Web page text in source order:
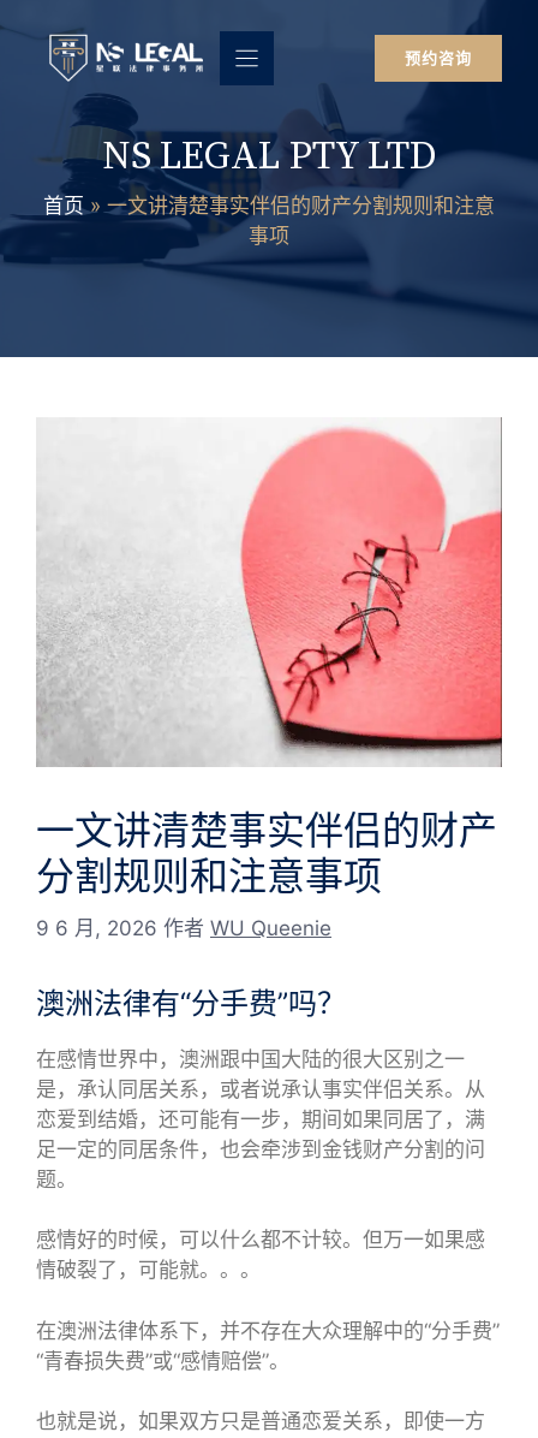
预约咨询
NS LEGAL PTY LTD
首页»一文讲清楚事实伴侣的财产分割规则和注意
事项
一文讲清楚事实伴侣的财产
分割规则和注意事项
9 6 月, 2026 作者 WU Queenie
澳洲法律有“分手费”吗？
在感情世界中，澳洲跟中国大陆的很大区别之一
是，承认同居关系，或者说承认事实伴侣关系。从
恋爱到结婚，还可能有一步，期间如果同居了，满
足一定的同居条件，也会牵涉到金钱财产分割的问
题。
感情好的时候，可以什么都不计较。但万一如果感
情破裂了，可能就。。。
在澳洲法律体系下，并不存在大众理解中的“分手费”
“青春损失费”或“感情赔偿”。
也就是说，如果双方只是普通恋爱关系，即使一方